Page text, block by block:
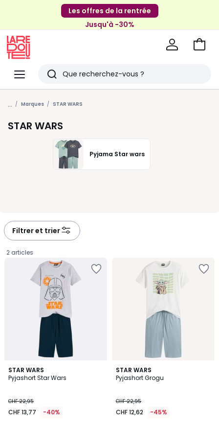
Les offres de la rentrée
Jusqu'à -30%
Menu
Redoute
Rechercher
Derniers
articles
vus
Aller
... Marques STAR WARS
STAR WARS
Pyjama Star wars
Filtrer et trier
2 articles
STAR WARS
Pyjashort Star Wars
13,77
au
CHF 22,95
CHF 13,77 -40%
5
/
STAR WARS
Pyjashort Grogu
CHF 22,95
CHF 12,62 -45%